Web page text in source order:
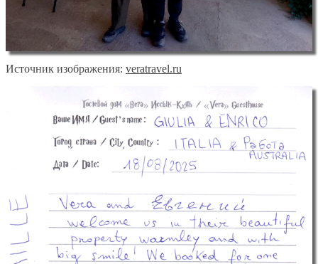
Источник изображения: veratravel.ru